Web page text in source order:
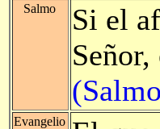
Salmo
Si el
Evangelio